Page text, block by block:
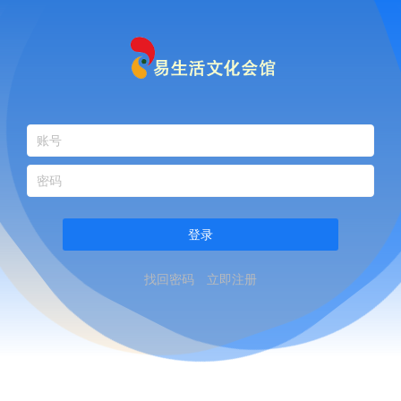
登录
找回密码 立即注册